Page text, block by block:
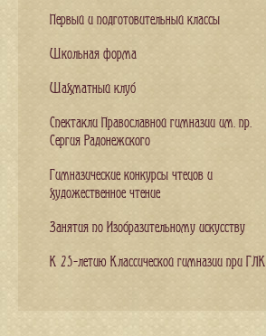
Первый и подготовительный классы
Школьная форма
Шахматный клуб
Спектакли Православной гимназии им. пр.
Сергия Радонежского
Гимназические конкурсы чтецов и
художественное чтение
Занятия по Изобразительному искусству
К 25-летию Классической гимназии при ГЛК